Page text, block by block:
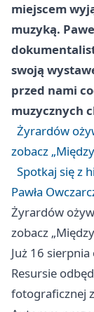
miejscem
muzyką.
swoją
przed nami
muzycznych
Żyrardów
zobacz
Spotkaj się z
Pawła
Żyrardów
zobacz
Już 16
Resursie
fotograficznej